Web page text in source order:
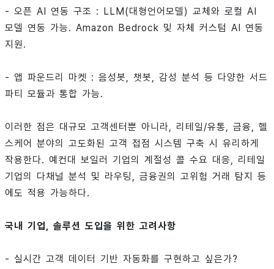
- 오픈 AI 연동 구조 : LLM(대형언어모델) 교체와 로컬 AI
모델 연동 가능. Amazon Bedrock 및 자체 커스텀 AI 연동
지원.
- 앱 파운드리 마켓 : 음성봇, 챗봇, 감성 분석 등 다양한 서드
파티 모듈과 통합 가능.
이러한 점은 대규모 고객센터뿐 아니라, 리테일/유통, 금융, 헬
스케어 분야의 고도화된 고객 접점 시스템 구축 시 유리하게
작용한다. 예컨대 보일러 기업의 계절성 콜 수요 대응, 리테일
기업의 다채널 분석 및 라우팅, 금융권의 고위험 거래 탐지 등
에도 적용 가능하다.
국내 기업, 솔루션 도입을 위한 고려사항
- 실시간 고객 데이터 기반 자동화를 구현하고 싶은가?